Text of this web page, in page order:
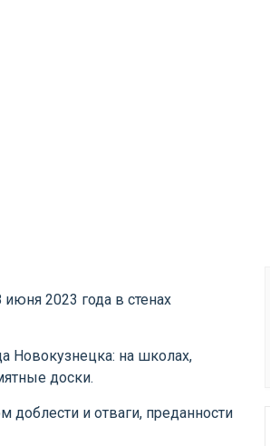
2023 года в стенах
Новокузнецка: на школах,
доски.
и отваги, преданности